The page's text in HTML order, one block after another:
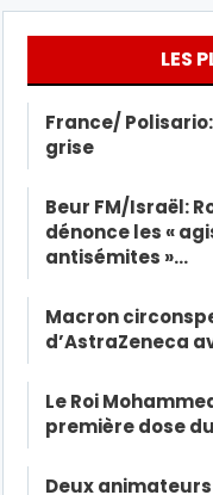
LES
France/
grise
Beur FM/Israël:
dénonce les «
antisémites »…
Macron
d’AstraZeneca
Le Roi
première dose
Deux animateurs